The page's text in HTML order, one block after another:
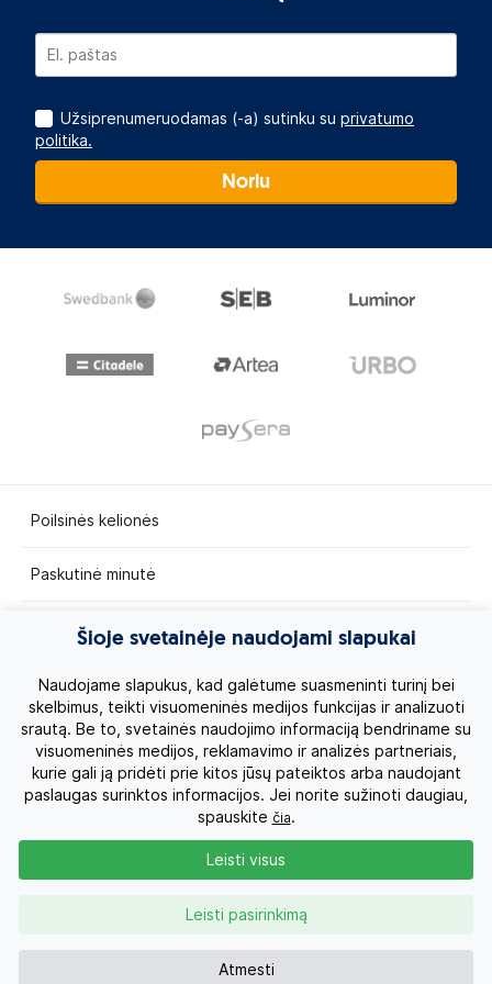
Užsiprenumeruodamas (-a) sutinku su privatumo
politika.
Noriu
Poilsinės kelionės
Paskutinė minutė
Egzotinės kelionės
Kruizai
Kelionės po Lietuvą
Apie mus
Privatumo politika
Kontaktai
Šioje svetainėje naudojami slapukai
Naudojame slapukus, kad galėtume suasmeninti turinį bei
skelbimus, teikti visuomeninės medijos funkcijas ir analizuoti
srautą. Be to, svetainės naudojimo informaciją bendriname su
visuomeninės medijos, reklamavimo ir analizės partneriais,
kurie gali ją pridėti prie kitos jūsų pateiktos arba naudojant
paslaugas surinktos informacijos. Jei norite sužinoti daugiau,
spauskite čia.
Atmesti
Leisti pasirinkimą
Leisti visus